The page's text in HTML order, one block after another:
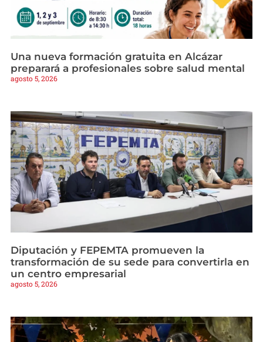
Una nueva formación gratuita en Alcázar
preparará a profesionales sobre salud mental
agosto 5, 2026
Diputación y FEPEMTA promueven la
transformación de su sede para convertirla en
un centro empresarial
agosto 5, 2026